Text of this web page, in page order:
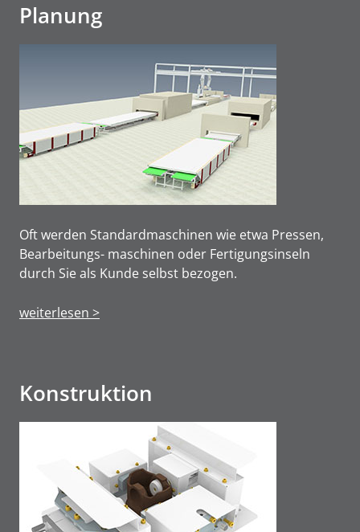
Planung
Oft werden Standardmaschinen wie etwa Pressen,
Bearbeitungs- maschinen oder Fertigungsinseln
durch Sie als Kunde selbst bezogen.
weiterlesen >
Konstruktion